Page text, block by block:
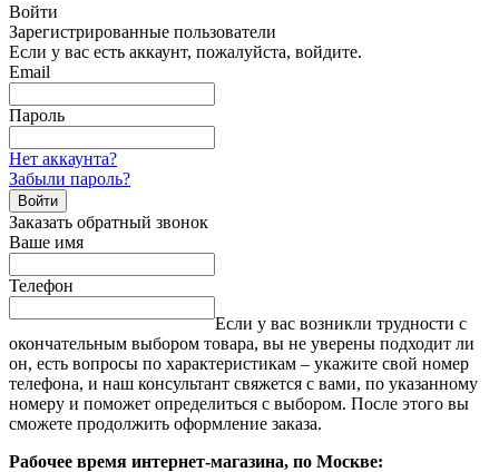
Войти
Зарегистрированные пользователи
Если у вас есть аккаунт, пожалуйста, войдите.
Email
Пароль
Нет аккаунта?
Забыли пароль?
Войти
Заказать обратный звонок
Ваше имя
Телефон
Если у вас возникли трудности с
окончательным выбором товара, вы не уверены подходит ли
он, есть вопросы по характеристикам – укажите свой номер
телефона, и наш консультант свяжется с вами, по указанному
номеру и поможет определиться с выбором. После этого вы
сможете продолжить оформление заказа.
Рабочее время интернет-магазина, по Москве: